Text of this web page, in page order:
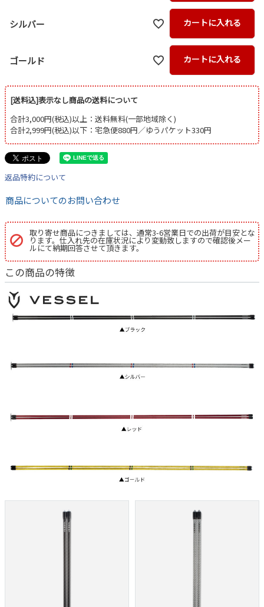
シルバー カートに入れる
ゴールド カートに入れる
[送料込]表示なし商品の送料について
合計3,000円(税込)以上：送料無料(一部地域除く)
合計2,999円(税込)以下：宅急便880円／ゆうパケット330円
返品特約について
商品についてのお問い合わせ
取り寄せ商品につきましては、通常3-6営業日での出荷が目安とな
ります。仕入れ先の在庫状況により変動致しますので確認後メー
ルにて納期回答させて頂きます。
この商品の特徴